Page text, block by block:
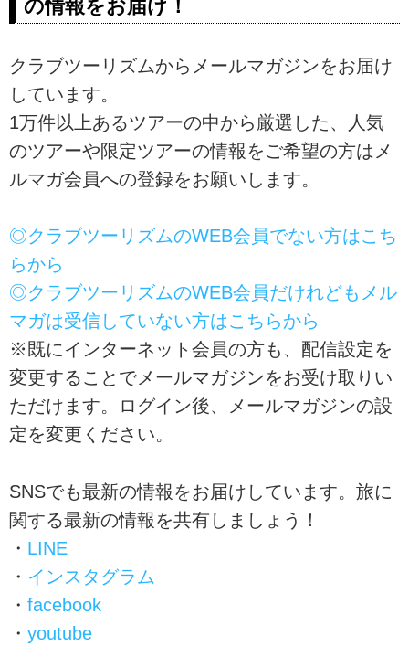
の情報をお届け！
クラブツーリズムからメールマガジンをお届け
しています。
1万件以上あるツアーの中から厳選した、人気
のツアーや限定ツアーの情報をご希望の方はメ
ルマガ会員への登録をお願いします。
◎クラブツーリズムのWEB会員でない方はこち
らから
◎クラブツーリズムのWEB会員だけれどもメル
マガは受信していない方はこちらから
※既にインターネット会員の方も、配信設定を
変更することでメールマガジンをお受け取りい
ただけます。ログイン後、メールマガジンの設
定を変更ください。
SNSでも最新の情報をお届けしています。旅に
関する最新の情報を共有しましょう！
・ LINE
・ インスタグラム
・ facebook
・ youtube